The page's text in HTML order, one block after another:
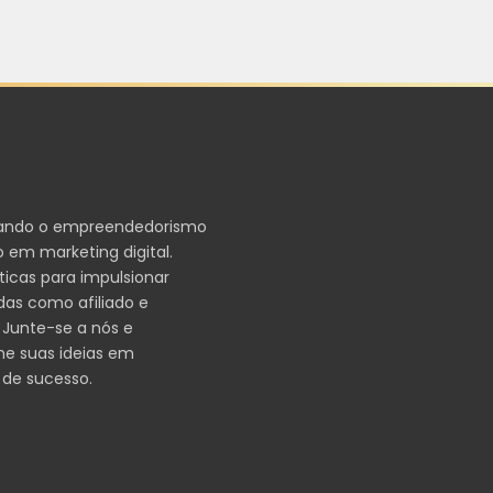
o empreendedorismo
em marketing digital.
para impulsionar
como afiliado e
se a nós e
suas ideias em
sucesso.